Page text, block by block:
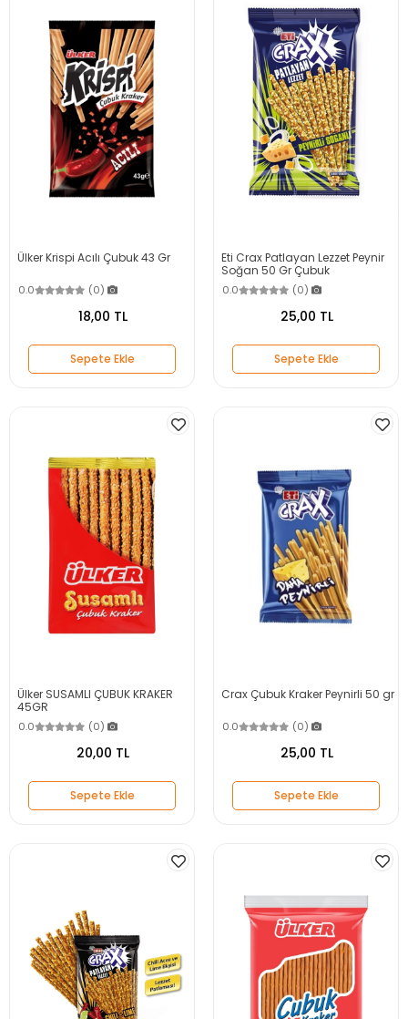
Ülker Krispi Acılı Çubuk 43 Gr
0.0 (0)
18,00 TL
Sepete Ekle
Eti Crax Patlayan Lezzet Peynir
Soğan 50 Gr Çubuk
0.0 (0)
25,00 TL
Sepete Ekle
Ülker SUSAMLI ÇUBUK KRAKER
45GR
0.0 (0)
20,00 TL
Sepete Ekle
Crax Çubuk Kraker Peynirli 50 gr
0.0 (0)
25,00 TL
Sepete Ekle